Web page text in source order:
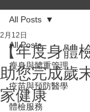
All Posts
瘦身與體重管理
疫苗與預防醫學
體檢服務
All Posts
【年度身體
助您完成歲
家健康
2月12日